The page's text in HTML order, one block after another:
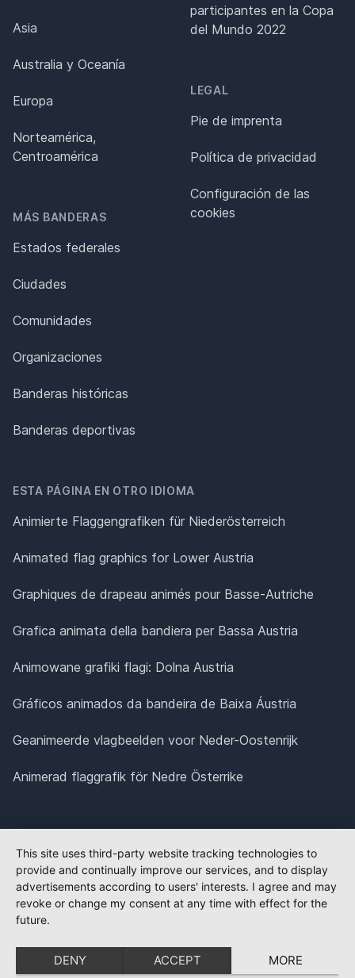
Asia
Australia y Oceanía
Europa
Norteamérica,
Centroamérica
MÁS BANDERAS
Estados federales
Ciudades
Comunidades
Organizaciones
Banderas históricas
Banderas deportivas
participantes en la Copa
del Mundo 2022
LEGAL
Pie de imprenta
Política de privacidad
Configuración de las
cookies
ESTA PÁGINA EN OTRO IDIOMA
Animierte Flaggengrafiken für Niederösterreich
Animated flag graphics for Lower Austria
Graphiques de drapeau animés pour Basse-Autriche
Grafica animata della bandiera per Bassa Austria
Animowane grafiki flagi: Dolna Austria
Gráficos animados da bandeira de Baixa Áustria
Geanimeerde vlagbeelden voor Neder-Oostenrijk
Animerad flaggrafik för Nedre Österrike
This site uses third-party website tracking technologies to
provide and continually improve our services, and to display
advertisements according to users' interests. I agree and may
revoke or change my consent at any time with effect for the
future.
DENY ACCEPT MORE